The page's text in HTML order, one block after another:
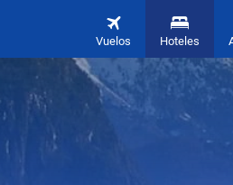
Vuelos Hoteles